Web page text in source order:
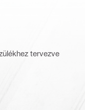
tervezve